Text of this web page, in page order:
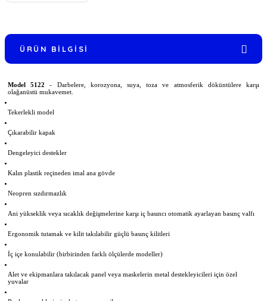
ÜRÜN BILGISI
Model 5122
- Darbelere, korozyona, suya, toza ve atmosferik döküntülere karşı
olağanüstü mukavemet.
Tekerlekli model
Çıkarabilir kapak
Dengeleyici destekler
Kalın plastik reçineden imal ana gövde
Neopren sızdırmazlık
Ani yükseklik veya sıcaklık değişmelerine karşı iç basıncı otomatik ayarlayan basınç valfı
Ergonomik tutamak ve kilit takılabilir güçlü basınç kilitleri
İç içe konulabilir (birbirinden farklı ölçülerde modeller)
Alet ve ekipmanlara takılacak panel veya maskelerin metal destekleyicileri için özel
yuvalar